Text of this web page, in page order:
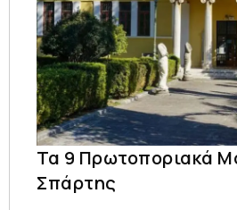
Τα 9 Πρωτοποριακά
Σπάρτης